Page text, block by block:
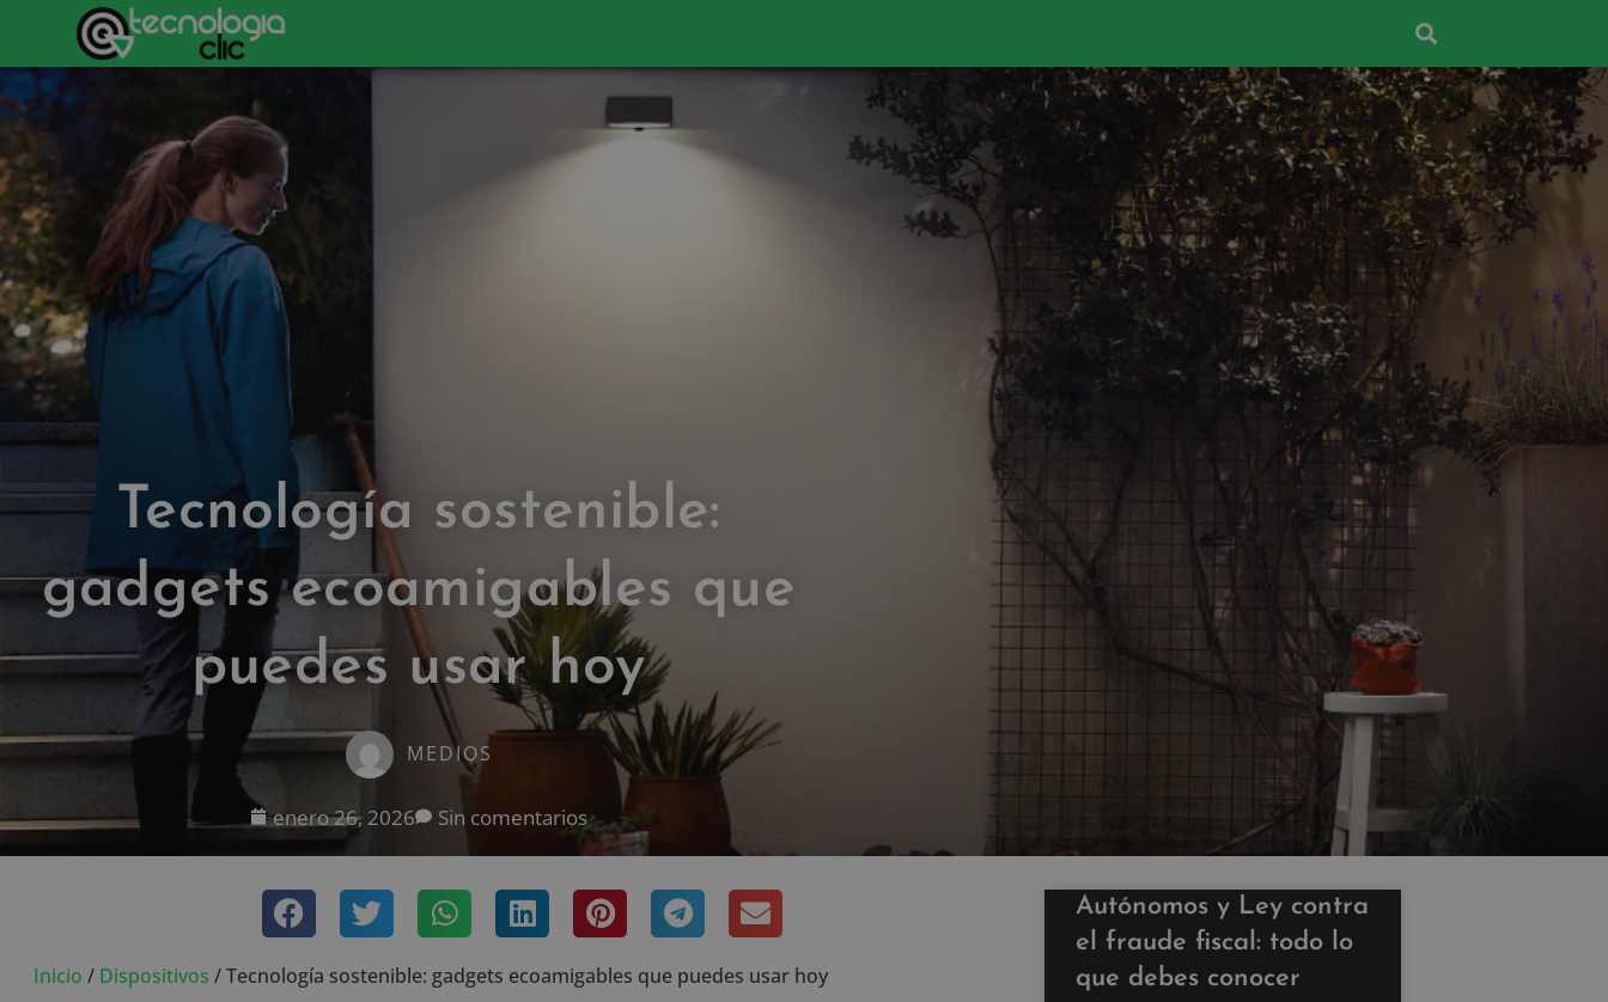
Tecnología sostenible:
gadgets ecoamigables que
puedes usar hoy
MEDIOS
enero 26, 2026 Sin comentarios
Inicio / Dispositivos /Tecnología sostenible: gadgets ecoamigables que puedes usar hoy
Autónomos y Ley contra
el fraude fiscal: todo lo
que debes conocer